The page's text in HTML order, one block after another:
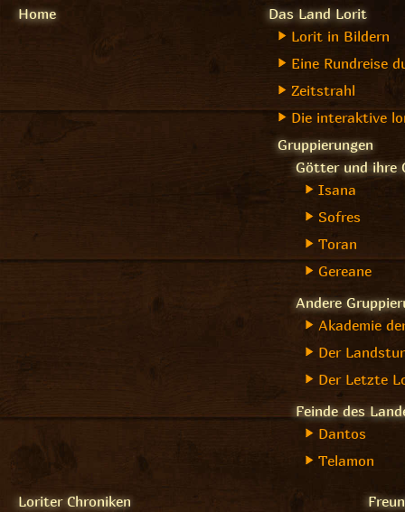
Home
Das Land Lorit
Lorit in Bildern
Eine Rundreise
Zeitstrahl
Die interaktive
Gruppierungen
Götter und ihre
Isana
Sofres
Toran
Gereane
Andere
Akademie
Der
Der Letzte
Feinde des
Dantos
Telamon
Loriter Chroniken